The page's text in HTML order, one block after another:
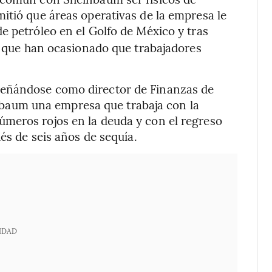
que áreas operativas de la empresa le
petróleo en el Golfo de México y tras
han ocasionado que trabajadores
como director de Finanzas de
una empresa que trabaja con la
rojos en la deuda y con el regreso
de seis años de sequía.